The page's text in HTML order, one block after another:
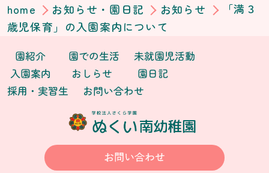
home お知らせ・園日記 お知らせ
「満３
歳児保育」の入園案内について
園紹介 園での生活
未就園児活動
入園案内
おしらせ
園日記
採用・実習生
お問い合わせ
お問い合わせ